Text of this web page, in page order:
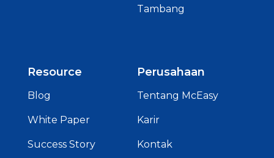
Tambang
Resource
Blog
White Paper
Success Story
Perusahaan
Tentang McEasy
Karir
Kontak